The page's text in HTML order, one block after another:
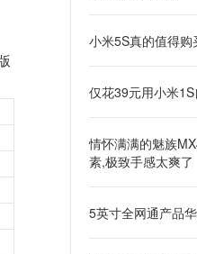
小米5S真的值得购
仅花39元用小米
情怀满满的魅族
素,极致手感太爽了
5英寸全网通产品